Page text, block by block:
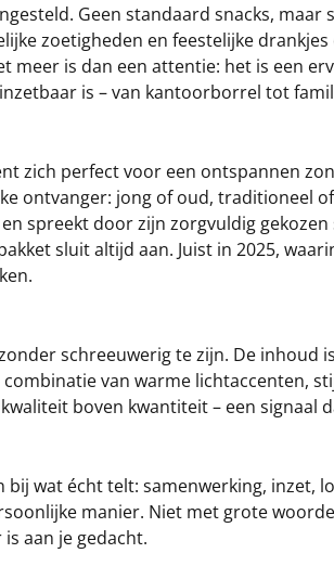
Geen standaard snacks,
zoetigheden en feestelijke
is dan een attentie: het is een
is – van kantoorborrel tot
zich perfect voor een ontspannen
ontvanger: jong of oud, traditioneel
spreekt door zijn zorgvuldig
sluit altijd aan. Juist in 2025,
schreeuwerig te zijn. De inhoud
van warme lichtaccenten,
boven kwantiteit – een signaal
wat écht telt: samenwerking, inzet,
manier. Niet met grote
aan je gedacht.